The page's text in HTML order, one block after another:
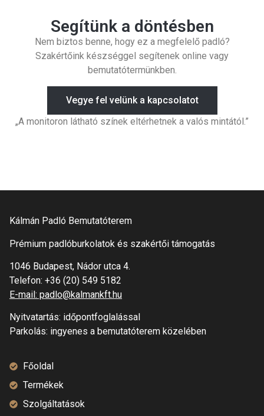
Segítünk a döntésben
Nem biztos benne, hogy ez a megfelelő padló?
Szakértőink készséggel segítenek online vagy
bemutatótermünkben.
Vegye fel velünk a kapcsolatot
„A monitoron látható színek eltérhetnek a valós mintától.”
Kálmán Padló Bemutatóterem
Prémium padlóburkolatok és szakértői támogatás
1046 Budapest, Nádor utca 4.
Telefon: +36 (20) 549 5182
E-mail: padlo@kalmankft.hu
Nyitvatartás: időpontfoglalással
Parkolás: ingyenes a bemutatóterem közelében
Főoldal
Termékek
Szolgáltatások